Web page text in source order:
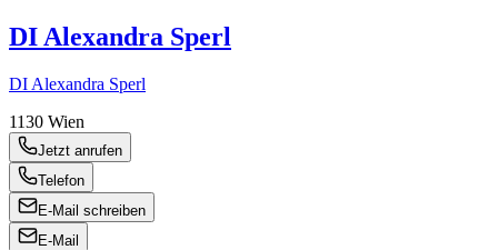
DI Alexandra Sperl
DI Alexandra Sperl
1130 Wien
Jetzt anrufen
Telefon
E-Mail schreiben
E-Mail